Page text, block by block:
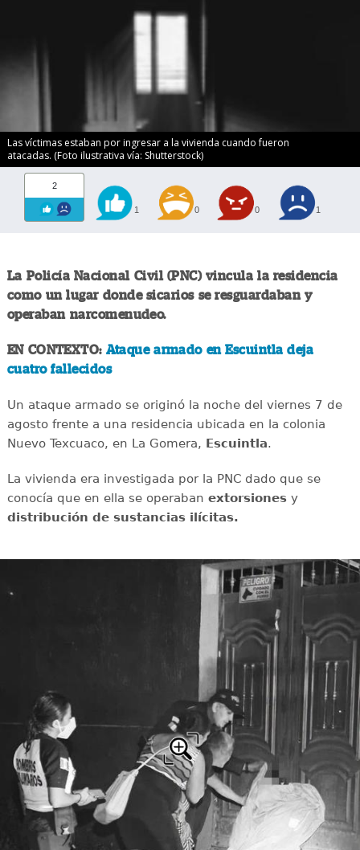
Las víctimas estaban por ingresar a la vivienda cuando fueron
atacadas. (Foto ilustrativa vía: Shutterstock)
2
1 0 0 1
La Policía Nacional Civil (PNC) vincula la residencia
como un lugar donde sicarios se resguardaban y
operaban narcomenudeo.
EN CONTEXTO: Ataque armado en Escuintla deja
cuatro fallecidos
Un ataque armado se originó la noche del viernes 7 de
agosto frente a una residencia ubicada en la colonia
Nuevo Texcuaco, en La Gomera, Escuintla.
La vivienda era investigada por la PNC dado que se
conocía que en ella se operaban extorsionesy
distribución de sustancias ilícitas.